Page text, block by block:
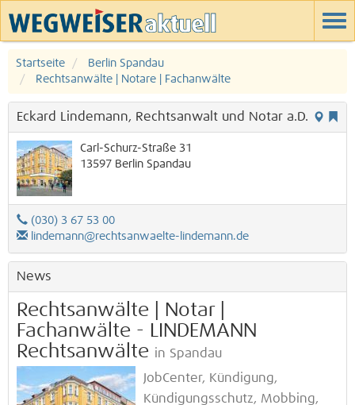
Startseite
Berlin Spandau
Rechtsanwälte | Notare | Fachanwälte
Eckard Lindemann, Rechtsanwalt und Notar a.D.
Carl-Schurz-Straße 31
13597 Berlin Spandau
(030) 3 67 53 00
lindemann@rechtsanwaelte-lindemann.de
News
Rechtsanwälte | Notar |
Fachanwälte - LINDEMANN
Rechtsanwälte in Spandau
JobCenter, Kündigung,
Kündigungsschutz, Mobbing,